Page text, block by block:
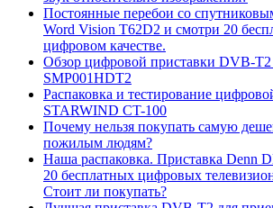
Постоянные перебои со
Word Vision T62D2 и смотри 20
цифровом качестве.
Обзор цифровой приставки DVB-
SMP001HDT2
Распаковка и тестирование
STARWIND CT-100
Почему нельзя покупать самую
пожилым людям?
Наша распаковка. Приставка Denn
20 бесплатных цифровых
Стоит ли покупать?